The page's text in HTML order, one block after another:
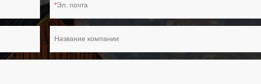
Эл. почта
Название компании